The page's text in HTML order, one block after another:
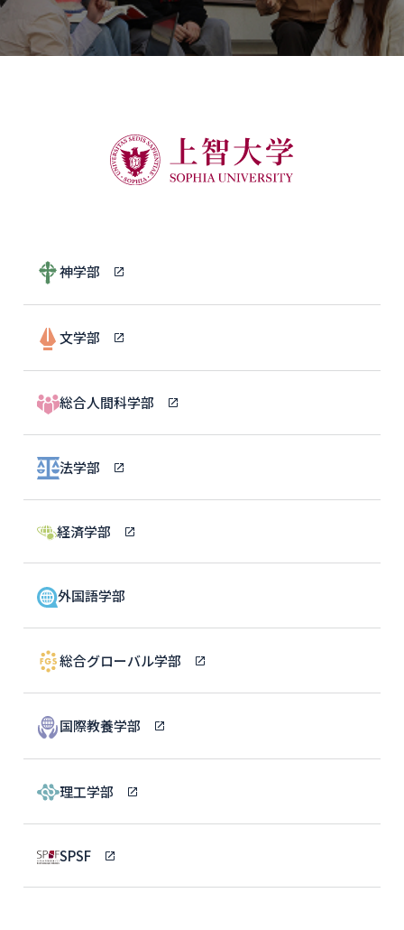
神学部
文学部
総合人間科学部
法学部
経済学部
外国語学部
総合グローバル学部
国際教養学部
理工学部
SPSF